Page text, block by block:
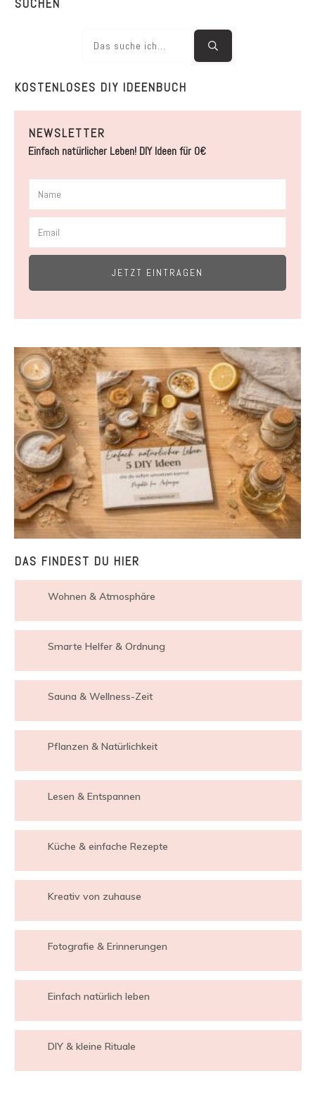
SUCHEN
KOSTENLOSES DIY IDEENBUCH
NEWSLETTER
Einfach natürlicher Leben! DIY Ideen für 0€
JETZT EINTRAGEN
DAS FINDEST DU HIER
Wohnen & Atmosphäre
Smarte Helfer & Ordnung
Sauna & Wellness-Zeit
Pflanzen & Natürlichkeit
Lesen & Entspannen
Küche & einfache Rezepte
Kreativ von zuhause
Fotografie & Erinnerungen
Einfach natürlich leben
DIY & kleine Rituale